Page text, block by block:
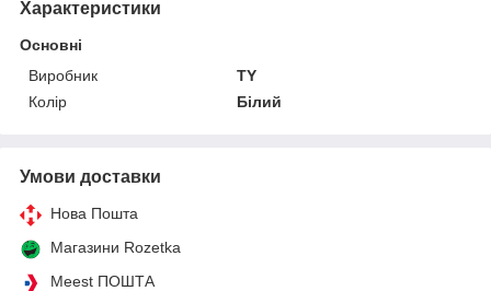
Характеристики
Основні
Виробник
TY
Колір
Білий
Умови доставки
Нова Пошта
Магазини Rozetka
Meest ПОШТА